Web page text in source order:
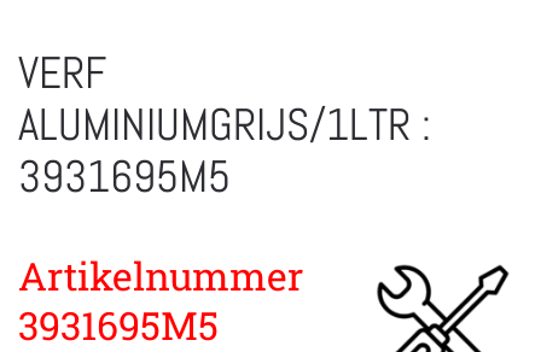
VERF
ALUMINIUMGRIJS/1LTR :
3931695M5
Artikelnummer
3931695M5